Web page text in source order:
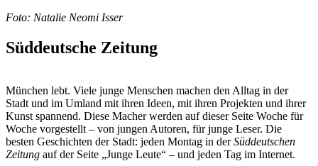
Foto: Natalie Neomi Isser
Süddeutsche Zeitung
München lebt. Viele junge Menschen machen den Alltag in der
Stadt und im Umland mit ihren Ideen, mit ihren Projekten und ihrer
Kunst spannend. Diese Macher werden auf dieser Seite Woche für
Woche vorgestellt – von jungen Autoren, für junge Leser. Die
besten Geschichten der Stadt: jeden Montag in derSüddeutschen
Zeitung auf der Seite „Junge Leute“ – und jeden Tag im Internet.